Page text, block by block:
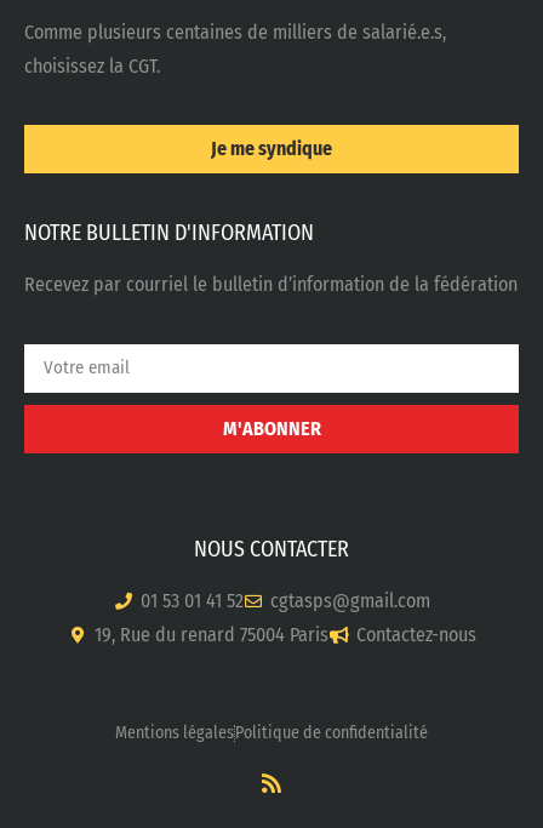
Comme plusieurs centaines de milliers de salarié.e.s,
choisissez la CGT.
Je me syndique
NOTRE BULLETIN D'INFORMATION
Recevez par courriel le bulletin d’information de la fédération
M'ABONNER
NOUS CONTACTER
01 53 01 41 52
cgtasps@gmail.com
19, Rue du renard 75004 Paris
Contactez-nous
Mentions légalesPolitique de confidentialité